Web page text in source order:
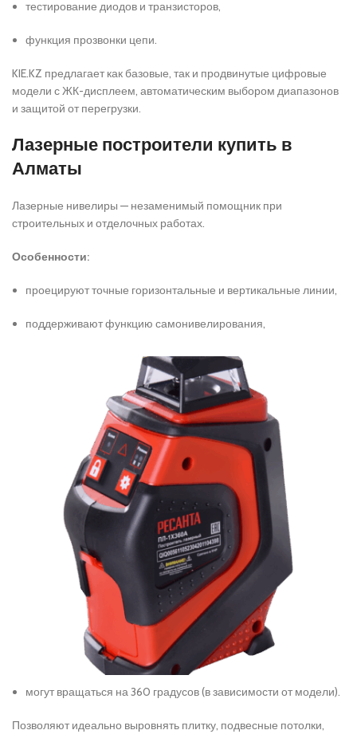
тестирование диодов и транзисторов,
функция прозвонки цепи.
KIE.KZ предлагает как базовые, так и продвинутые цифровые
модели с ЖК-дисплеем, автоматическим выбором диапазонов
и защитой от перегрузки.
Лазерные построители купить в
Алматы
Лазерные нивелиры — незаменимый помощник при
строительных и отделочных работах.
Особенности:
проецируют точные горизонтальные и вертикальные линии,
поддерживают функцию самонивелирования,
могут вращаться на 360 градусов (в зависимости от модели).
Позволяют идеально выровнять плитку, подвесные потолки,